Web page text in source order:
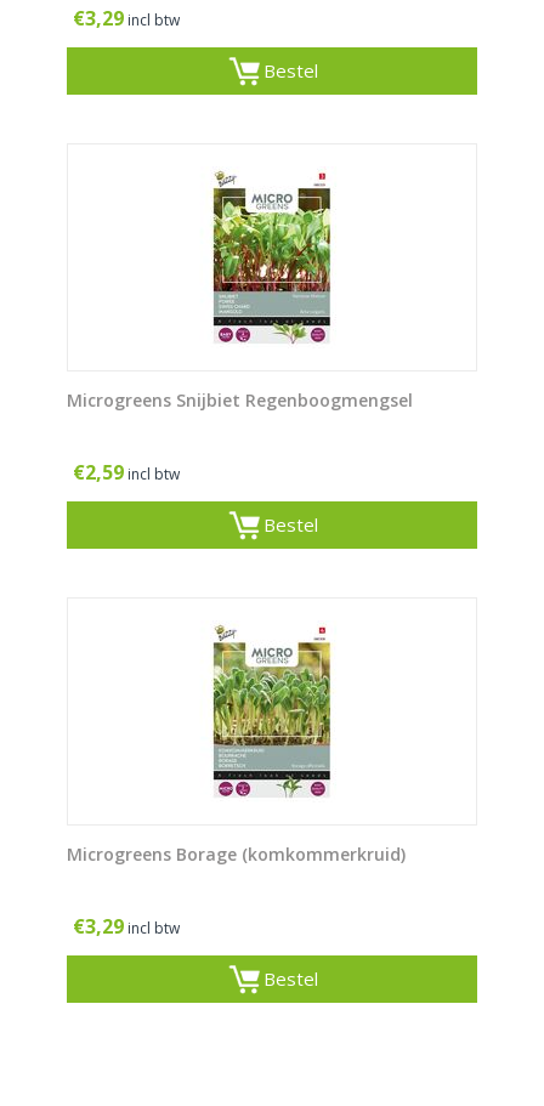
€3,29 incl btw
Bestel
Microgreens Snijbiet Regenboogmengsel
€2,59 incl btw
Bestel
Microgreens Borage (komkommerkruid)
€3,29 incl btw
Bestel